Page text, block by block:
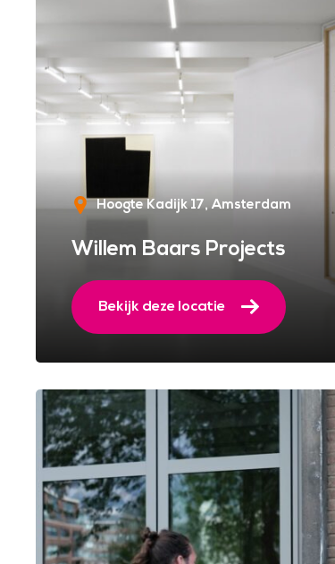
Hoogte Kadijk 17 Amsterdam
Willem Baars Projects
Bekijk deze locatie